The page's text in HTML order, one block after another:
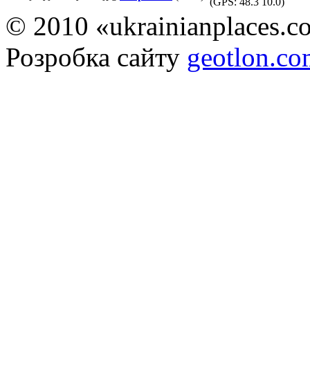
© 2010
Розробка сайту